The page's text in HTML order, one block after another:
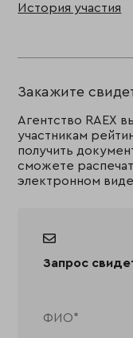
История участия
Закажите
Агентство RAEX
участникам
получить
сможете
электронном
Запрос